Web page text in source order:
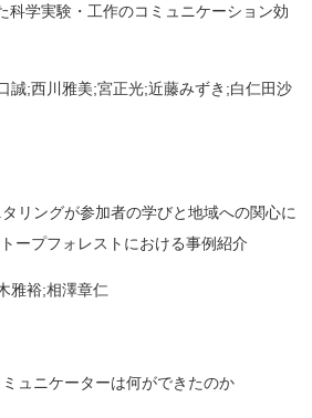
科学実験・工作のコミュニケーション効
誠;西川雅美;宮正光;近藤みずき;白仁田沙
リングが参加者の学びと地域への関心に
ープフォレストにおける事例紹介
雅裕;相澤章仁
ュニケーターは何ができたのか